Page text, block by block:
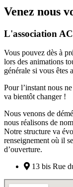
Venez nous
L'association
Vous pouvez dès à
lors des animations
générale si vous êtes
Pour l’instant nous
va bientôt changer !
Nous venons de
nous réalisons de
Notre structure va
renseignement où il
d’ouverture.
13 bis Rue